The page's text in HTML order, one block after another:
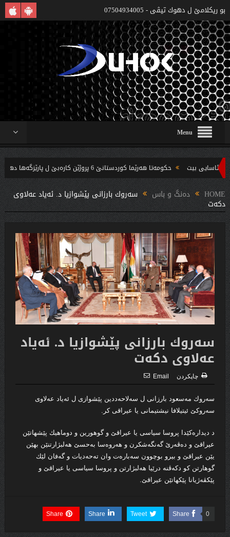
بو ريكلامێ ل دهوك تیڤی - 07504934005
Menu
حکومەتا هەرێما کوردستانێ 6 پروژێن کارەبێ ل پارێزگەها دهوکێ هنارتنه‌ قوناغا بجهئینانێ
بریار ده‌رئێخستن
HOME دەنگ و باس سه‌روك بارزانى پێشوازیا د. ئه‌یاد عه‌لاوى
دكه‌ت
سه‌روك بارزانى پێشوازیا د. ئه‌یاد
عه‌لاوى دكه‌ت
چاپكردن Email
سه‌روك مه‌سعود بارزانى ل سه‌لاحه‌ددین پێشوازى ل ئه‌یاد عه‌لاوى
سه‌روكێ ئیتیلافا نیشتیمانى یا عیراقى كر.
د دیداره‌كێدا پروسا سیاسى یا عیراقێ و گوهورین و دوماهیك پێشهاتێن
عیراقێ و ده‌ڤه‌رێ گه‌نگه‌شكرن و هه‌روه‌سا به‌حسێ هه‌لبژارتنێن بهێن
یێن عیراقێ و بیرو بوچوون سه‌باره‌ت وان ته‌حه‌دیات و گه‌فان لێك
گوهارتن كو دكه‌ڤنه‌ درێیا هه‌لبژارتن و پروسا سیاسى یا عیراقێ و
پێكڤه‌ژیانا پێكهاتێن عیراقێ.
Share 0
Tweet
Share
Share